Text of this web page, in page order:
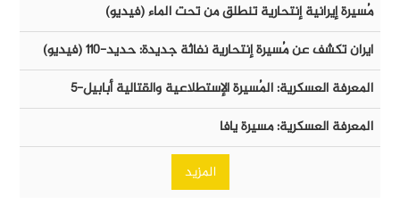
مُسيرة إيرانية إنتحارية تنطلق من تحت الماء (فيديو)
ايران تكشف عن مُسيرة إنتحارية نفاثة جديدة: حديد-١١٠ (فيديو)
المعرفة العسكرية: المُسيرة الإستطلاعية والقتالية أبابيل-٥
المعرفة العسكرية: مسيرة يافا
المزيد